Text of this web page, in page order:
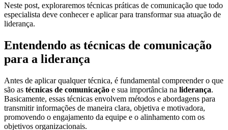
Neste post, exploraremos técnicas práticas de comunicação que todo
especialista deve conhecer e aplicar para transformar sua atuação de
liderança.
Entendendo as técnicas de comunicação
para a liderança
Antes de aplicar qualquer técnica, é fundamental compreender o que
são as técnicas de comunicação e sua importância na liderança.
Basicamente, essas técnicas envolvem métodos e abordagens para
transmitir informações de maneira clara, objetiva e motivadora,
promovendo o engajamento da equipe e o alinhamento com os
objetivos organizacionais.